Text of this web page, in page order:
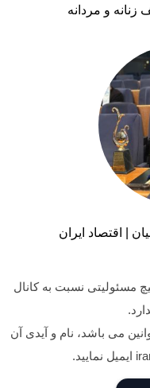
زنانه و مردانه
| اقتصاد ایران
مسئولیتی نسبت به کانال
می باشد، نام و آیدی آن